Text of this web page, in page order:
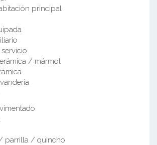
principal
/ mármol
parrilla / quincho